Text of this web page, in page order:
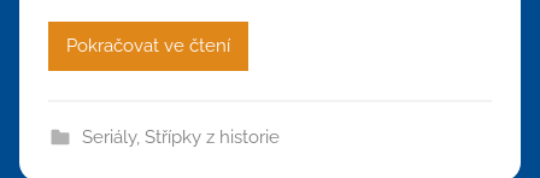
Pokračovat ve čtení
Seriály, Střípky z historie